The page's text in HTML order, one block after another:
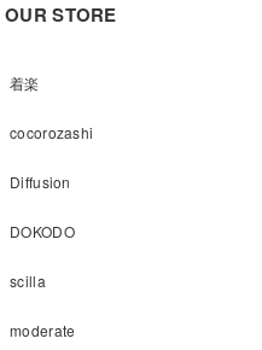
OUR STORE
着楽
cocorozashi
Diffusion
DOKODO
scilla
moderate